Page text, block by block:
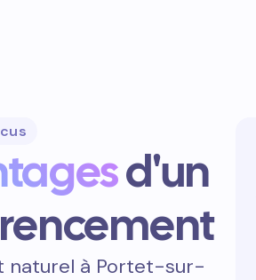
d'un
naturel à Portet-sur-